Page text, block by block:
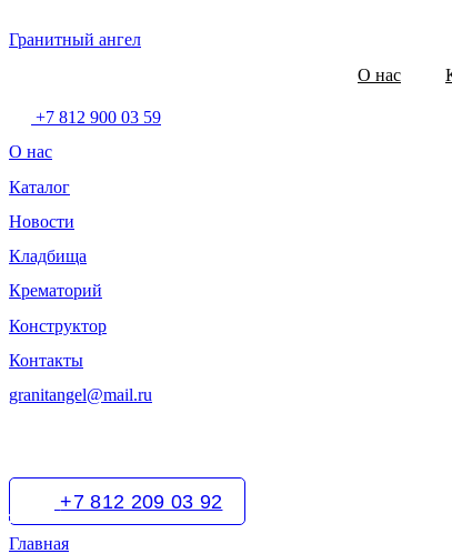
Гранитный ангел
О нас
+7 812 900 03 59
О нас
Каталог
Новости
Кладбища
Крематорий
Конструктор
Контакты
granitangel@mail.ru
+7 812 209 03 92
Главная